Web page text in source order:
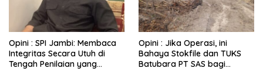
Opini : SPI Jambi: Membaca
Integritas Secara Utuh di
Tengah Penilaian yang
Opini : Jika Operasi, ini
Bahaya Stokfile dan TUKS
Batubara PT SAS bagi